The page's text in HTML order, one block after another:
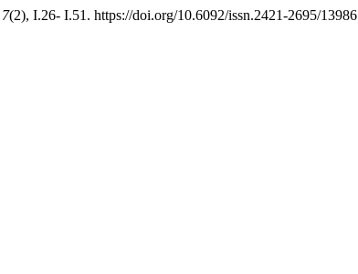
7(2), I.26- I.51. https://doi.org/10.6092/issn.2421-2695/13986